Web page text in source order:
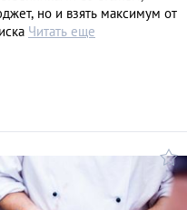
но и взять максимум от
Читать еще